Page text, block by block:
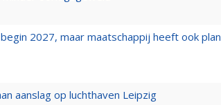
2027, maar maatschappij heeft ook plan
aanslag op luchthaven Leipzig